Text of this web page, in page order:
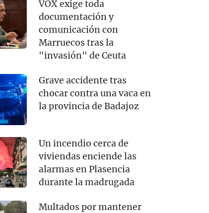
VOX exige toda
documentación y
comunicación con
Marruecos tras la
"invasión" de Ceuta
Grave accidente tras
chocar contra una vaca en
la provincia de Badajoz
Un incendio cerca de
viviendas enciende las
alarmas en Plasencia
durante la madrugada
Multados por mantener